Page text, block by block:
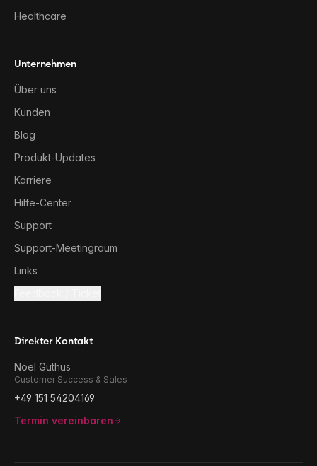
Healthcare
Unternehmen
Über uns
Kunden
Blog
Produkt-Updates
Karriere
Hilfe-Center
Support
Support-Meetingraum
Links
Direkter Kontakt
Noel Guthus
Customer Success & Sales
+49 151 54204169
Termin vereinbaren